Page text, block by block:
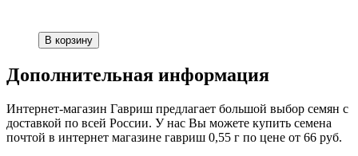
Дополнительная информация
Интернет-магазин Гавриш предлагает большой выбор семян с
доставкой по всей России. У нас Вы можете купить семена
почтой в интернет магазине гавриш 0,55 г по цене от 66 руб.